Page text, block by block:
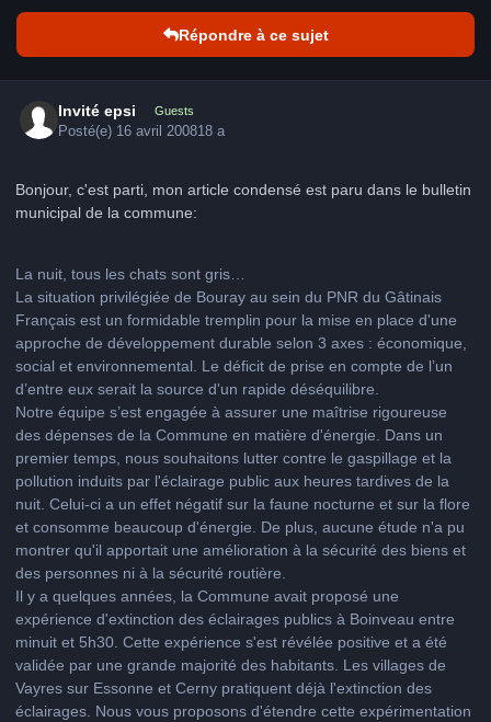
Répondre à ce sujet
Invité epsi Guests
Posté(e) 16 avril 200818 a
Bonjour, c'est parti, mon article condensé est paru dans le bulletin
municipal de la commune:
La nuit, tous les chats sont gris…
La situation privilégiée de Bouray au sein du PNR du Gâtinais
Français est un formidable tremplin pour la mise en place d'une
approche de développement durable selon 3 axes : économique,
social et environnemental. Le déficit de prise en compte de l’un
d’entre eux serait la source d'un rapide déséquilibre.
Notre équipe s’est engagée à assurer une maîtrise rigoureuse
des dépenses de la Commune en matière d'énergie. Dans un
premier temps, nous souhaitons lutter contre le gaspillage et la
pollution induits par l'éclairage public aux heures tardives de la
nuit. Celui-ci a un effet négatif sur la faune nocturne et sur la flore
et consomme beaucoup d'énergie. De plus, aucune étude n'a pu
montrer qu'il apportait une amélioration à la sécurité des biens et
des personnes ni à la sécurité routière.
Il y a quelques années, la Commune avait proposé une
expérience d'extinction des éclairages publics à Boinveau entre
minuit et 5h30. Cette expérience s'est révélée positive et a été
validée par une grande majorité des habitants. Les villages de
Vayres sur Essonne et Cerny pratiquent déjà l'extinction des
éclairages. Nous vous proposons d'étendre cette expérimentation